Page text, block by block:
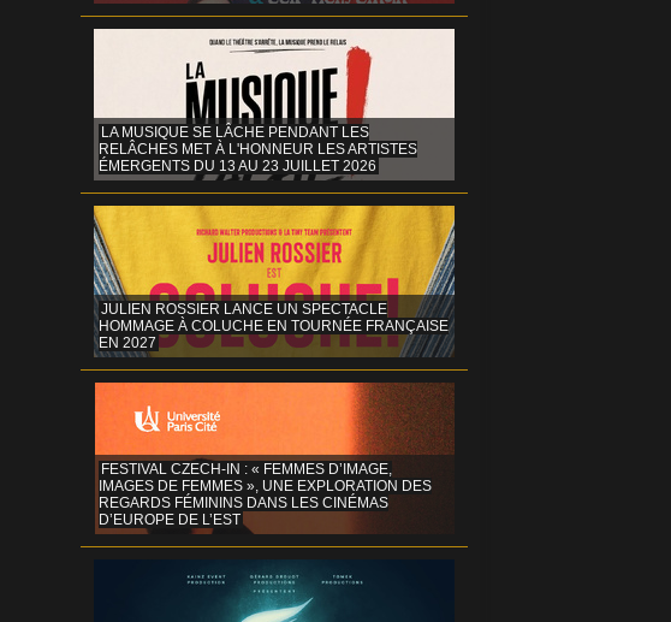
LA MUSIQUE SE LÂCHE PENDANT LES
RELÂCHES MET À L'HONNEUR LES ARTISTES
ÉMERGENTS DU 13 AU 23 JUILLET 2026
JULIEN ROSSIER LANCE UN SPECTACLE
HOMMAGE À COLUCHE EN TOURNÉE FRANÇAISE
EN 2027
FESTIVAL CZECH-IN : « FEMMES D’IMAGE,
IMAGES DE FEMMES », UNE EXPLORATION DES
REGARDS FÉMININS DANS LES CINÉMAS
D’EUROPE DE L’EST